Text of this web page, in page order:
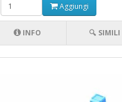
Aggiungi
INFO 🔍 SIMILI